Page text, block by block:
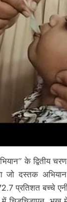
के द्वितीय
जो दस्तक
प्रतिशत बच्चे